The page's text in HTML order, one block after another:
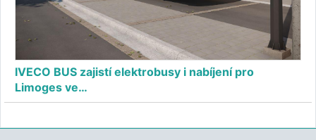
IVECO BUS zajistí elektrobusy i nabíjení pro
Limoges ve…